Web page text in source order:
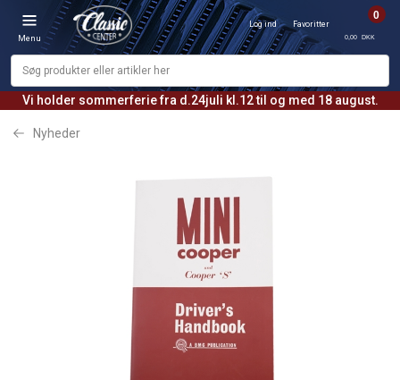
Vi holder sommerferie fra d.24juli kl.12 til og med 18 august.
Menu
Log ind Favoritter
0
0,00 DKK
Nyheder